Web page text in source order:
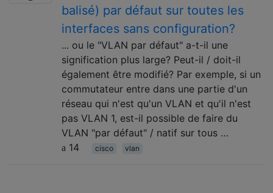
balisé) par défaut sur toutes les
interfaces sans configuration?
... ou le "VLAN par défaut" a-t-il une
signification plus large? Peut-il / doit-il
également être modifié? Par exemple, si un
commutateur entre dans une partie d'un
réseau qui n'est qu'un VLAN et qu'il n'est
pas VLAN 1, est-il possible de faire du
VLAN "par défaut" / natif sur tous …
14
cisco vlan